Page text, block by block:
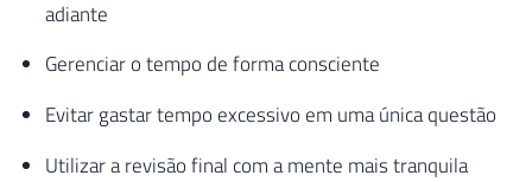
adiante
Gerenciar o tempo de forma consciente
Evitar gastar tempo excessivo em uma única questão
Utilizar a revisão final com a mente mais tranquila